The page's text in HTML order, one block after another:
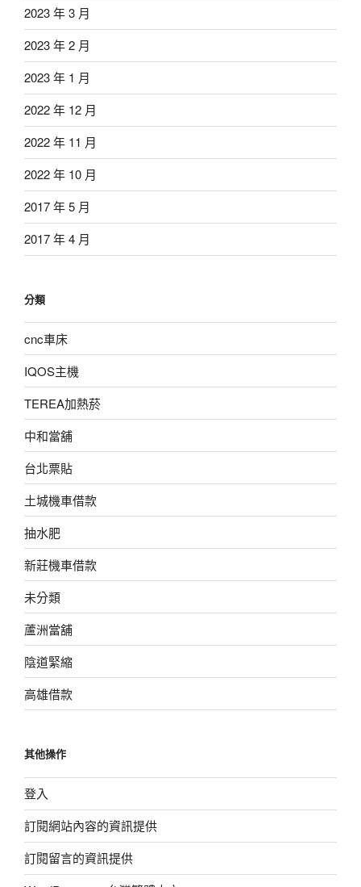
2023 年 3 月
2023 年 2 月
2023 年 1 月
2022 年 12 月
2022 年 11 月
2022 年 10 月
2017 年 5 月
2017 年 4 月
分類
cnc車床
IQOS主機
TEREA加熱菸
中和當舖
台北票貼
土城機車借款
抽水肥
新莊機車借款
未分類
蘆洲當舖
陰道緊縮
高雄借款
其他操作
登入
訂閱網站內容的資訊提供
訂閱留言的資訊提供